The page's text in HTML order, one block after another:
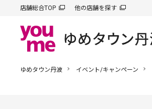
店舗総合TOP 他の店舗を探す
ゆめタウン丹波 イベント/キャンペーン